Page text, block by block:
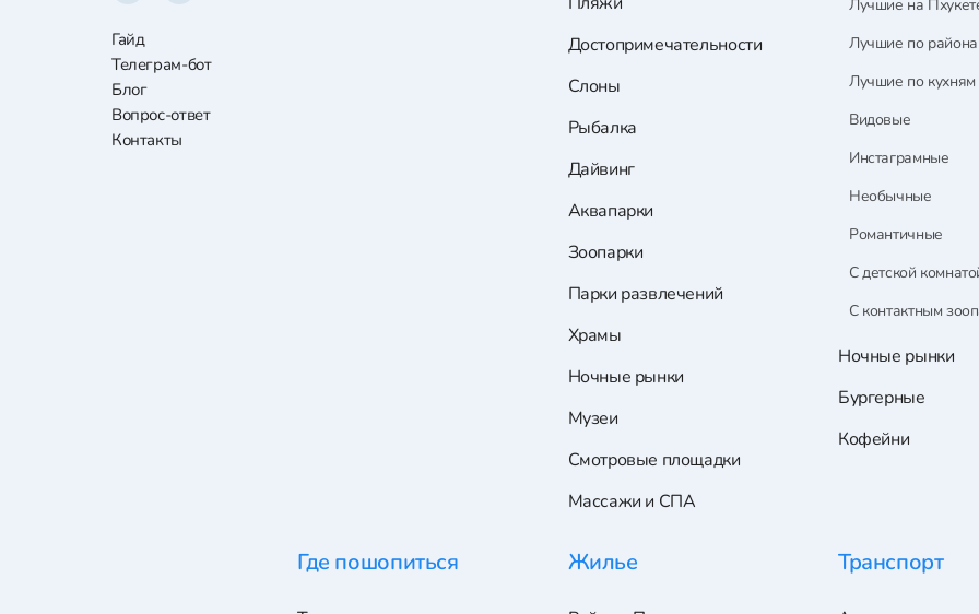
Гайд
Телеграм-бот
Блог
Вопрос-ответ
Контакты
Достопримечательности
Слоны
Рыбалка
Дайвинг
Аквапарки
Зоопарки
Парки развлечений
Храмы
Ночные рынки
Музеи
Смотровые площадки
Массажи и СПА
Лучшие на
Лучшие по
Лучшие по кухням
Видовые
Инстаграмные
Необычные
Романтичные
С детской
С контактным
Ночные рынки
Бургерные
Кофейни
Где пошопиться Жилье Транспорт